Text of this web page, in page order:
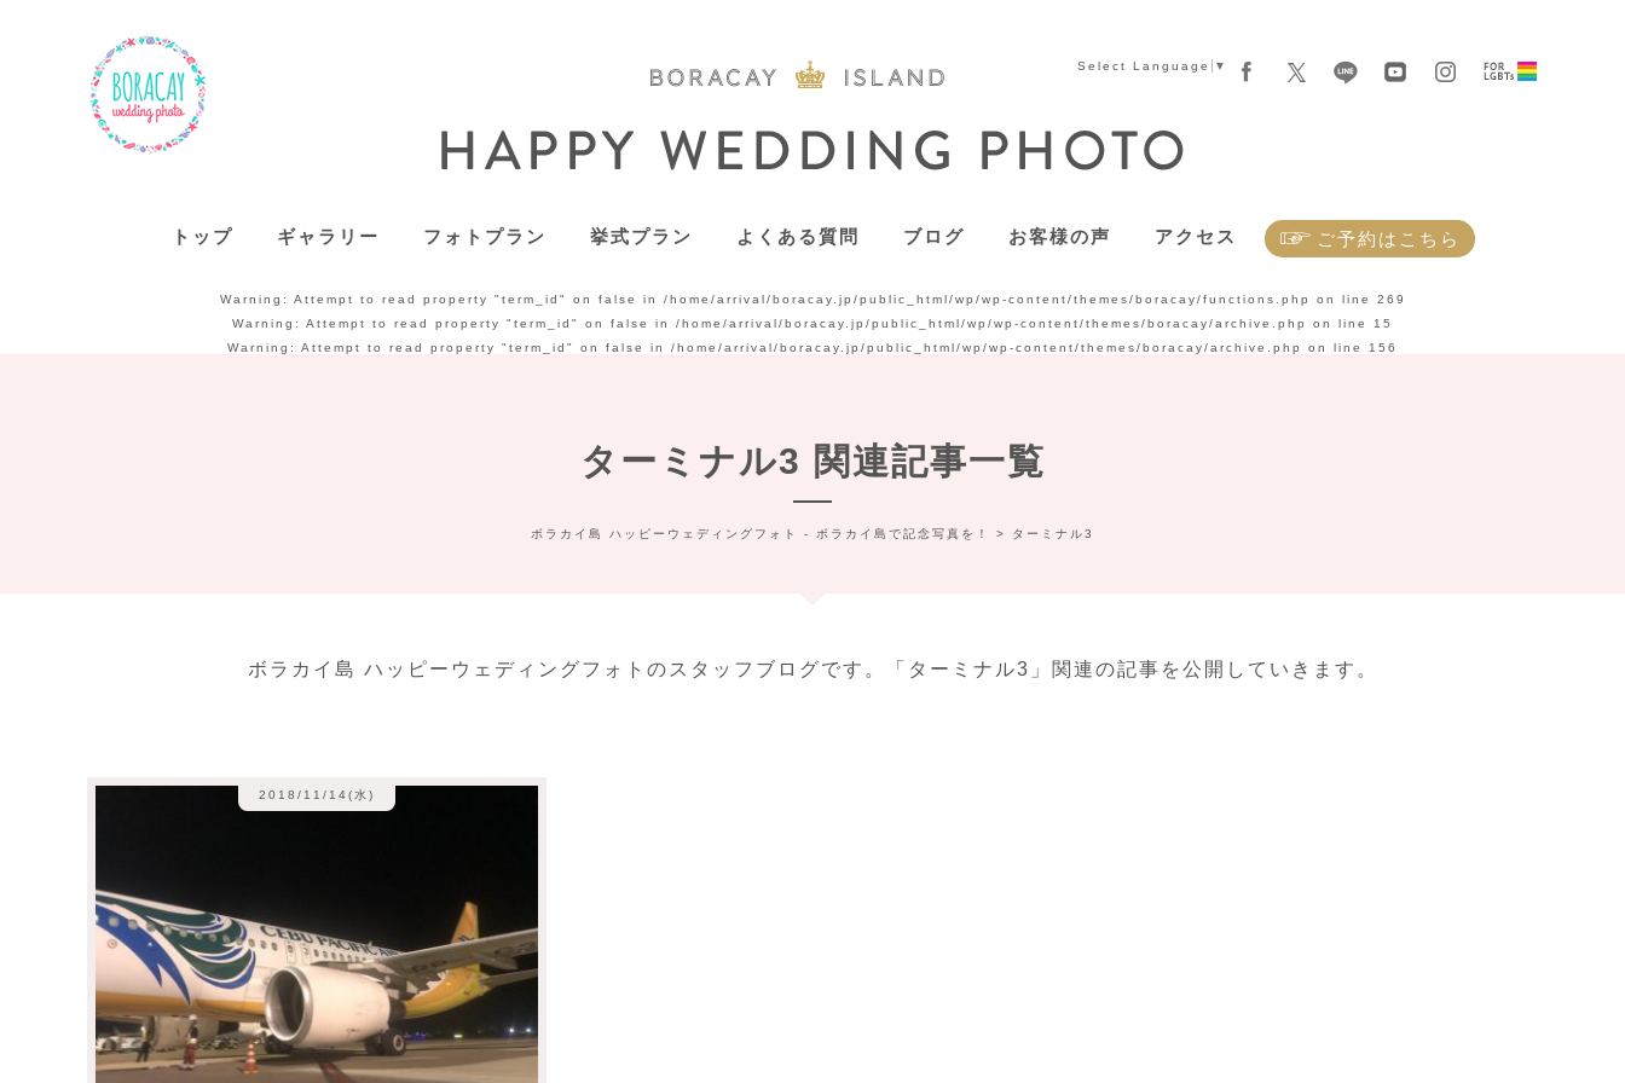
トップ ギャラリー フォトプラン 挙式プラン よくある質問 ブログ お客様の声 アクセス ご予約はこちら
Select Language ▼
Warning : Attempt to read property "term_id" on false in /home/arrival/boracay.jp/public_html/wp/wp-content/themes/boracay/functions.php on line 269
Warning : Attempt to read property "term_id" on false in /home/arrival/boracay.jp/public_html/wp/wp-content/themes/boracay/archive.php on line 15
Warning : Attempt to read property "term_id" on false in /home/arrival/boracay.jp/public_html/wp/wp-content/themes/boracay/archive.php on line 156
ターミナル3 関連記事一覧
ボラカイ島 ハッピーウェディングフォト - ボラカイ島で記念写真を！ > ターミナル3
ボラカイ島 ハッピーウェディングフォトのスタッフブログです。「ターミナル3」関連の記事を公開していきます。
2018/11/14(水)